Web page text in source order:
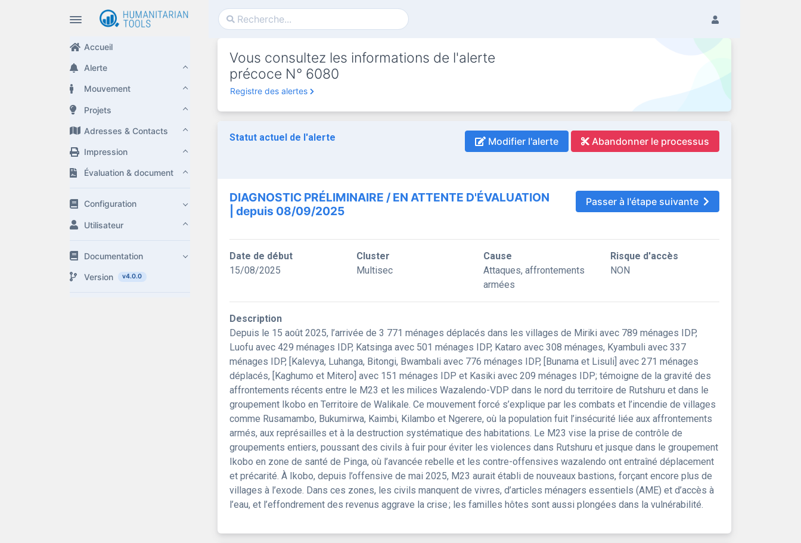
Accueil
Alerte
Mouvement
Projets
Adresses & Contacts
Impression
Évaluation & document
Configuration
Utilisateur
Documentation
Version v4.0.0
Vous consultez les informations de l'alerte
précoce N° 6080
Registre des alertes
Statut actuel de l'alerte Modifier l'alerte Abandonner le processus
DIAGNOSTIC PRÉLIMINAIRE / EN ATTENTE D'ÉVALUATION
| depuis 08/09/2025
Passer à l'étape suivante
Date de début
15/08/2025
Cluster
Multisec
Cause
Attaques, affrontements
armées
Risque d'accès
NON
Description
Depuis le 15 août 2025, l’arrivée de 3 771 ménages déplacés dans les villages de Miriki avec 789 ménages IDP,
Luofu avec 429 ménages IDP, Katsinga avec 501 ménages IDP, Kataro avec 308 ménages, Kyambuli avec 337
ménages IDP, [Kalevya, Luhanga, Bitongi, Bwambali avec 776 ménages IDP, [Bunama et Lisuli] avec 271 ménages
déplacés, [Kaghumo et Mitero] avec 151 ménages IDP et Kasiki avec 209 ménages IDP; témoigne de la gravité des
affrontements récents entre le M23 et les milices Wazalendo-VDP dans le nord du territoire de Rutshuru et dans le
groupement Ikobo en Territoire de Walikale. Ce mouvement forcé s’explique par les combats et l’incendie de villages
comme Rusamambo, Bukumirwa, Kaimbi, Kilambo et Ngerere, où la population fuit l’insécurité liée aux affrontements
armés, aux représailles et à la destruction systématique des habitations. Le M23 vise la prise de contrôle de
groupements entiers, poussant des civils à fuir pour éviter les violences dans Rutshuru et jusque dans le groupement
Ikobo en zone de santé de Pinga, où l’avancée rebelle et les contre-offensives wazalendo ont entraîné déplacement
et précarité. À Ikobo, depuis l’offensive de mai 2025, M23 aurait établi de nouveaux bastions, forçant encore plus de
villages à l’exode. Dans ces zones, les civils manquent de vivres, d’articles ménagers essentiels (AME) et d’accès à
l’eau, et l’effondrement des revenus aggrave la crise ; les familles hôtes sont aussi plongées dans la vulnérabilité.